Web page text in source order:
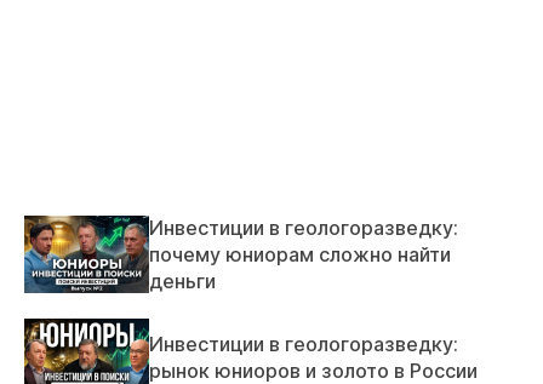
Инвестиции в геологоразведку:
почему юниорам сложно найти
деньги
Инвестиции в геологоразведку:
рынок юниоров и золото в России